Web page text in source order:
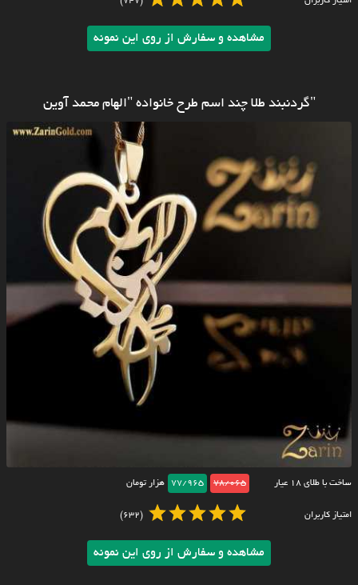
مشاهده و سفارش از روی این نمونه
"گردنبند طلا چند اسم طرح خانواده "الهام محمد آوین
ساخت با طلای ۱۸ عیار 78/065
77/965 هزار تومان
امتیاز کاربران (632)
مشاهده و سفارش از روی این نمونه